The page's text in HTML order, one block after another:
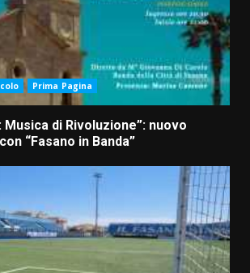
Prima Pagina
di Rivoluzione”: nuovo
“Fasano in Banda”